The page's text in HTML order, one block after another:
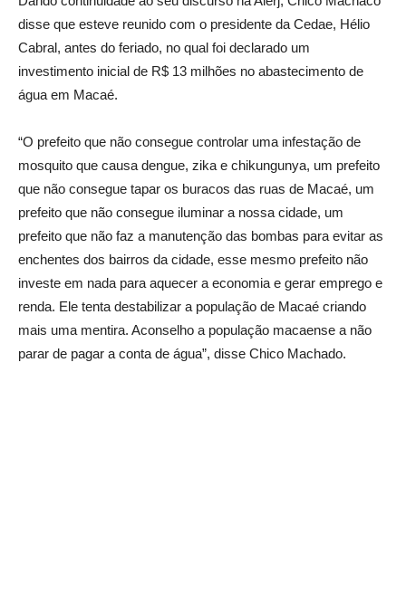
disse que esteve reunido com o presidente da Cedae, Hélio
Cabral, antes do feriado, no qual foi declarado um
investimento inicial de R$ 13 milhões no abastecimento de
água em Macaé.
“O prefeito que não consegue controlar uma infestação de
mosquito que causa dengue, zika e chikungunya, um prefeito
que não consegue tapar os buracos das ruas de Macaé, um
prefeito que não consegue iluminar a nossa cidade, um
prefeito que não faz a manutenção das bombas para evitar as
enchentes dos bairros da cidade, esse mesmo prefeito não
investe em nada para aquecer a economia e gerar emprego e
renda. Ele tenta destabilizar a população de Macaé criando
mais uma mentira. Aconselho a população macaense a não
parar de pagar a conta de água”, disse Chico Machado.